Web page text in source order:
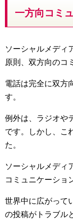
一方向コミ
ソーシャルメディ
原則、双方向のコ
電話は完全に双方
す。
例外は、ラジオや
です。しかし、こ
た。
ソーシャルメディ
コミュニケーショ
世界中に広がって
の投稿がトラブル